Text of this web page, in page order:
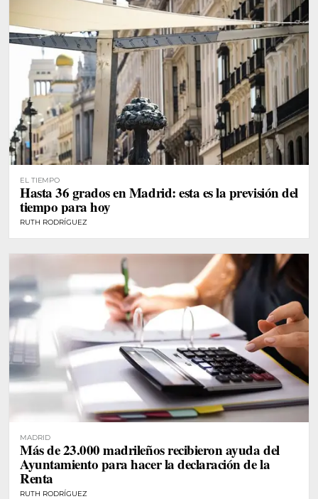
EL TIEMPO
Hasta 36 grados en Madrid: esta es la previsión del
tiempo para hoy
RUTH RODRÍGUEZ
MADRID
Más de 23.000 madrileños recibieron ayuda del
Ayuntamiento para hacer la declaración de la
Renta
RUTH RODRÍGUEZ